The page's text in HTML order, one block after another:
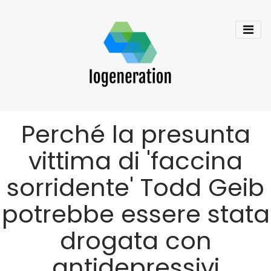
Perché la presunta
vittima di 'faccina
sorridente' Todd Geib
potrebbe essere stata
drogata con